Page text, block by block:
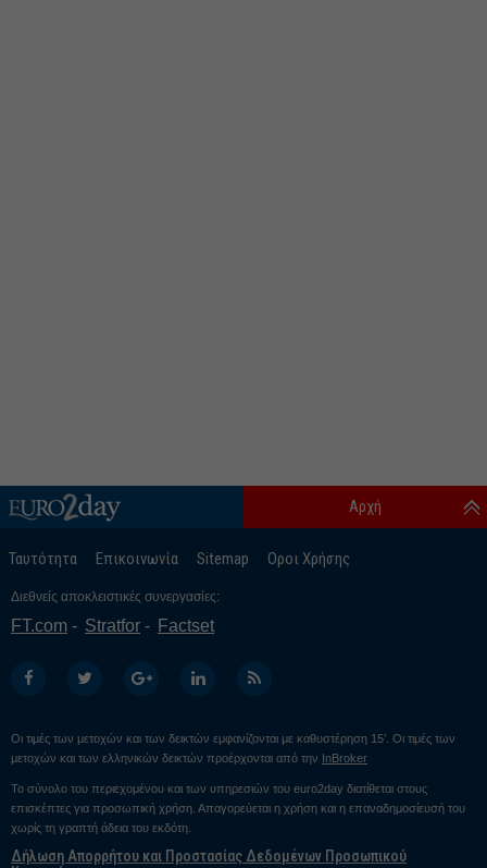
Ταυτότητα Επικοινωνία Sitemap Οροι Χρήσης
Αρχή
Διεθνείς αποκλειστικές συνεργασίες:
FT.com Stratfor Factset
Οι τιμές των μετοχών και των δεικτών εμφανίζονται με καθυστέρηση 15’. Οι τιμές των
μετοχών και των ελληνικών δεικτών προέρχονται από την InBroker
Το σύνολο του περιεχομένου και των υπηρεσιών του euro2day διατίθεται στους
επισκέπτες για προσωπική χρήση. Απαγορεύεται η χρήση και η επαναδημοσίευσή του
χωρίς τη γραπτή άδεια του εκδότη.
Δήλωση Απορρήτου και Προστασίας Δεδομένων Προσωπικού